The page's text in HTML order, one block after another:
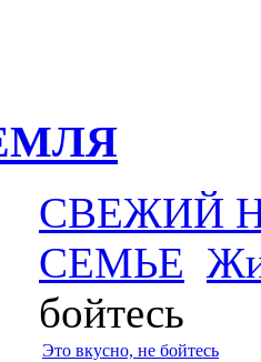
СВЕЖИЙ
СЕМЬЕ
бойтесь
Это вкусно, не бойтесь